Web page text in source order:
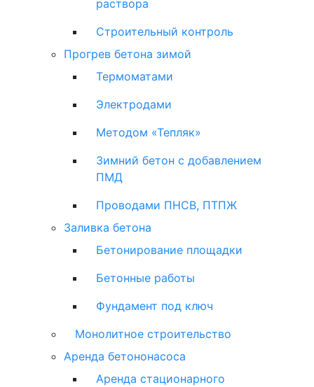
раствора
Строительный контроль
Прогрев бетона зимой
Термоматами
Электродами
Методом «Тепляк»
Зимний бетон с добавлением
ПМД
Проводами ПНСВ, ПТПЖ
Заливка бетона
Бетонирование площадки
Бетонные работы
Фундамент под ключ
Монолитное строительство
Аренда бетононасоса
Аренда стационарного